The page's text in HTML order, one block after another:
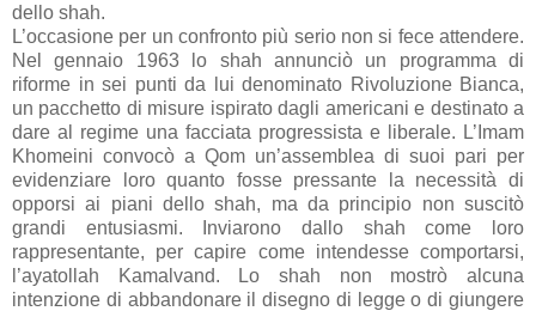
dello shah.
L’occasione per un confronto più serio non si fece attendere.
Nel gennaio 1963 lo shah annunciò un programma di
riforme in sei punti da lui denominato Rivoluzione Bianca,
un pacchetto di misure ispirato dagli americani e destinato a
dare al regime una facciata progressista e liberale. L’Imam
Khomeini convocò a Qom un’assemblea di suoi pari per
evidenziare loro quanto fosse pressante la necessità di
opporsi ai piani dello shah, ma da principio non suscitò
grandi entusiasmi. Inviarono dallo shah come loro
rappresentante, per capire come intendesse comportarsi,
l’ayatollah Kamalvand. Lo shah non mostrò alcuna
intenzione di abbandonare il disegno di legge o di giungere